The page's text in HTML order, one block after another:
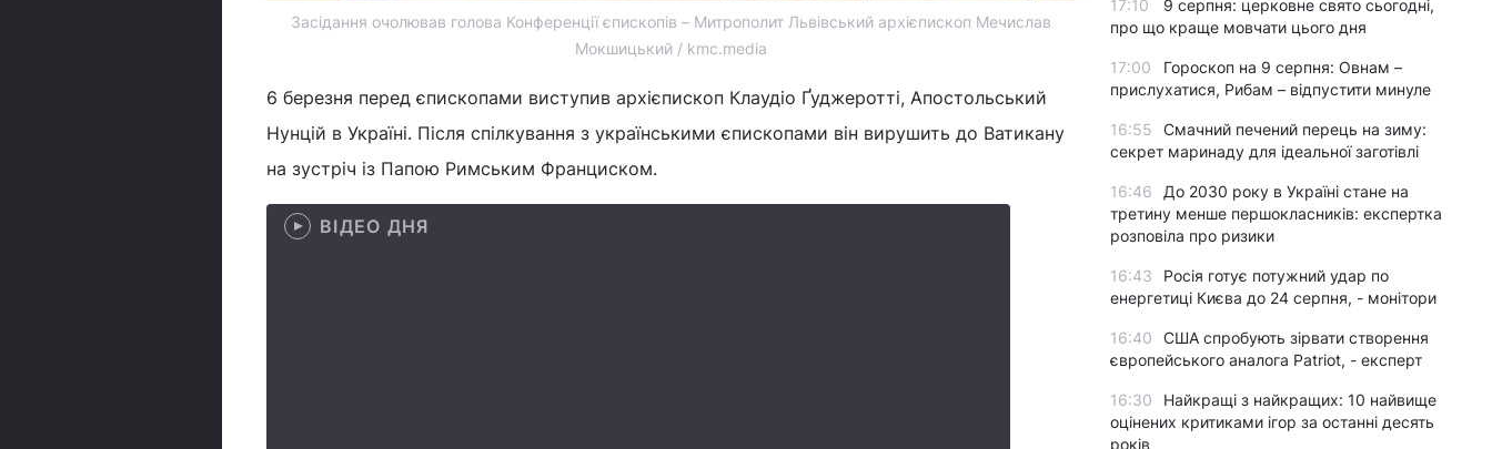
Засідання очолював голова Конференції єпископів – Митрополит Львівський архієпископ Мечислав
Мокшицький / kmc.media
6 березня перед єпископами виступив архієпископ Клаудіо Ґуджеротті, Апостольський
Нунцій в Україні. Після спілкування з українськими єпископами він вирушить до Ватикану
на зустріч із Папою Римським Франциском.
ВІДЕО ДНЯ
17:10
9 серпня: церковне свято сьогодні,
про що краще мовчати цього дня
17:00
Гороскоп на 9 серпня: Овнам –
прислухатися, Рибам – відпустити минуле
16:55
Смачний печений перець на зиму:
секрет маринаду для ідеальної заготівлі
16:46
До 2030 року в Україні стане на
третину менше першокласників: експертка
розповіла про ризики
16:43
Росія готує потужний удар по
енергетиці Києва до 24 серпня, - монітори
16:40
США спробують зірвати створення
європейського аналога Patriot, - експерт
16:30
Найкращі з найкращих: 10 найвище
оцінених критиками ігор за останні десять
років